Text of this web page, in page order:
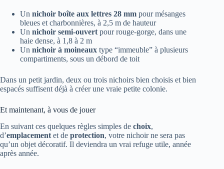
Un nichoir boîte aux lettres 28 mm pour mésanges
bleues et charbonnières, à 2,5 m de hauteur
Un nichoir semi-ouvert pour rouge-gorge, dans une
haie dense, à 1,8 à 2 m
Un nichoir à moineaux type “immeuble” à plusieurs
compartiments, sous un débord de toit
Dans un petit jardin, deux ou trois nichoirs bien choisis et bien
espacés suffisent déjà à créer une vraie petite colonie.
Et maintenant, à vous de jouer
En suivant ces quelques règles simples de choix,
d’emplacement et de protection, votre nichoir ne sera pas
qu’un objet décoratif. Il deviendra un vrai refuge utile, année
après année.